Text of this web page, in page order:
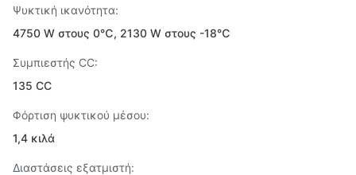
Ψυκτική ικανότητα:
4750 W στους 0℃, 2130 W στους -18℃
Συμπιεστής CC:
135 CC
Φόρτιση ψυκτικού μέσου:
1,4 κιλά
Διαστάσεις εξατμιστή: